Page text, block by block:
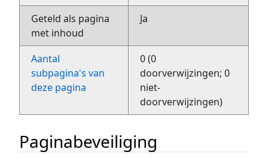
Geteld als pagina
met inhoud
Ja
Aantal
subpagina's van
deze pagina
0 (0
doorverwijzingen; 0
niet-
doorverwijzingen)
Paginabeveiliging